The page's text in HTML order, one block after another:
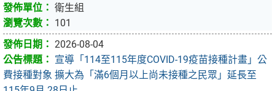
衛生組
101
2026-08-04
宣導「114至115年度COVID-19疫苗接種計畫」公
費接種對象 擴大為「滿6個月以上尚未接種之民眾」延長至